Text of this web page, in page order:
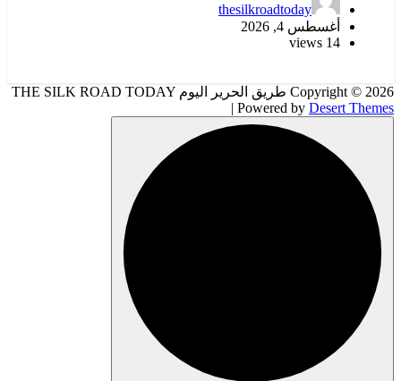
thesilkroadtoday
أغسطس 4, 2026
14 views
Copyright © 2026 طريق الحرير اليوم THE SILK ROAD TODAY
| Powered by Desert Themes